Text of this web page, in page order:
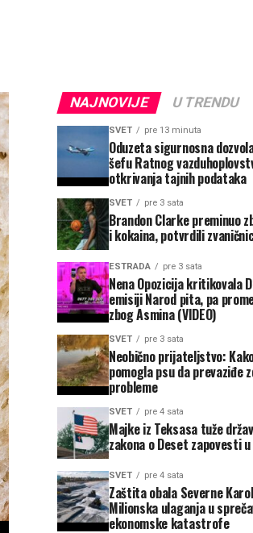
NAJNOVIJE U TRENDU
SVET pre 13 minuta
Oduzeta sigurnosna
šefu Ratnog
otkrivanja tajnih podataka
SVET pre 3 sata
Brandon Clarke preminuo
i kokaina, potvrdili
ESTRADA pre 3 sata
Nena Opozicija kritikovala
emisiji Narod pita, pa
zbog Asmina (VIDEO)
SVET pre 3 sata
Neobično prijateljstvo:
pomogla psu da prevaziđe
probleme
SVET pre 4 sata
Majke iz Teksasa tuže
zakona o Deset zapovesti
SVET pre 4 sata
Zaštita obala Severne
Milionska ulaganja u
ekonomske katastrofe